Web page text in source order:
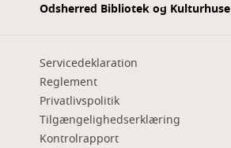
Odsherred Bibliotek og Kulturhuse
Servicedeklaration
Reglement
Privatlivspolitik
Tilgængelighedserklæring
Kontrolrapport